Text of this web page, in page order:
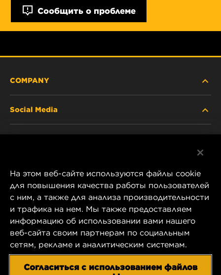
Сообщить о проблеме
COMPANY
CAREER
COMPANY STORE
DATA PRIVACY
Social Media
Instagram
YouTube
1 Wix Way
P.O. Box 1967
Gastonia, NC 28054
US Product & Customer Service:
На этом веб-сайте используются файлы cookie
для повышения качества работы пользователей
с ним, а также для анализа производительности
и трафика на нем. Мы также предоставляем
информацию об использовании вами нашего
веб-сайта своим партнерам по социальным
сетям, рекламе и аналитическим системам.
Согласиться с использованием файлов